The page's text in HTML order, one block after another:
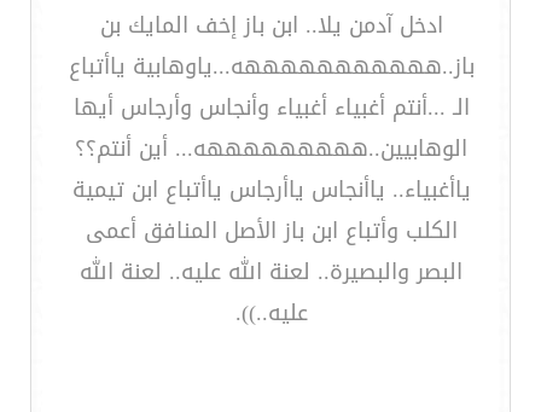
ادخل آدمن يلا.. ابن باز إخف المايك بن
باز..هههههههههههه...ياوهابية ياأتباع
الـ ...أنتم أغبياء أغبياء وأنجاس وأرجاس أيها
الوهابيين..هههههههههه... أين أنتم؟؟
ياأغبياء.. ياأنجاس ياأرجاس ياأتباع ابن تيمية
الكلب وأتباع ابن باز الأصل المنافق أعمى
البصر والبصيرة.. لعنة الله عليه.. لعنة الله
عليه..)).